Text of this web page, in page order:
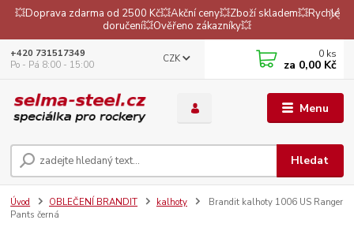
💥Doprava zdarma od 2500 Kč💥Akční ceny💥Zboží skladem💥Rychlé
doručení💥Ověřeno zákazníky💥
Menu
CZK
Hledat
+420 731517349
Po - Pá 8:00 - 15:00
0 ks
za 0,00 Kč
Úvod OBLEČENÍ BRANDIT kalhoty
Brandit kalhoty 1006 US Ranger
Pants černá